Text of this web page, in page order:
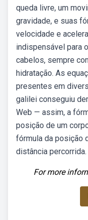
queda livre, um
gravidade, e suas
velocidade e
indispensável para
cabelos, sempre
hidratação. As
presentes em
galilei conseguiu
Web — assim, a
posição de um
fórmula da posição
distância
For more